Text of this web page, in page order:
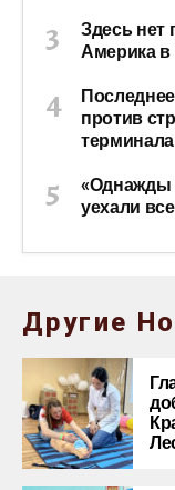
Здесь нет
Америка
против
терминала
«Однажды
уехали
Другие